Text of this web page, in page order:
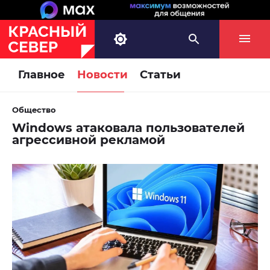
Главное Новости Статьи
Общество
Windows атаковала пользователей
агрессивной рекламой